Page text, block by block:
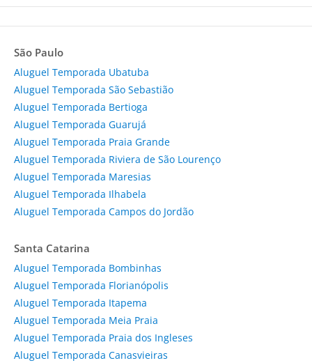
São Paulo
Aluguel Temporada Ubatuba
Aluguel Temporada São Sebastião
Aluguel Temporada Bertioga
Aluguel Temporada Guarujá
Aluguel Temporada Praia Grande
Aluguel Temporada Riviera de São Lourenço
Aluguel Temporada Maresias
Aluguel Temporada Ilhabela
Aluguel Temporada Campos do Jordão
Santa Catarina
Aluguel Temporada Bombinhas
Aluguel Temporada Florianópolis
Aluguel Temporada Itapema
Aluguel Temporada Meia Praia
Aluguel Temporada Praia dos Ingleses
Aluguel Temporada Canasvieiras